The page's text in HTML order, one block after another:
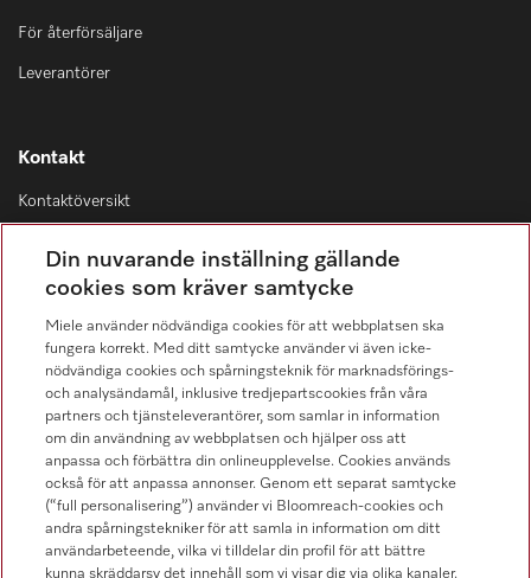
För återförsäljare
Leverantörer
Kontakt
Kontaktöversikt
08-562 29 800
Hitta återförsäljare
Din nuvarande inställning gällande
cookies som kräver samtycke
Miele använder nödvändiga cookies för att webbplatsen ska
fungera korrekt. Med ditt samtycke använder vi även icke-
nödvändiga cookies och spårningsteknik för marknadsförings-
och analysändamål, inklusive tredjepartscookies från våra
partners och tjänsteleverantörer, som samlar in information
om din användning av webbplatsen och hjälper oss att
anpassa och förbättra din onlineupplevelse. Cookies används
också för att anpassa annonser. Genom ett separat samtycke
(“full personalisering”) använder vi Bloomreach-cookies och
andra spårningstekniker för att samla in information om ditt
användarbeteende, vilka vi tilldelar din profil för att bättre
kunna skräddarsy det innehåll som vi visar dig via olika kanaler.